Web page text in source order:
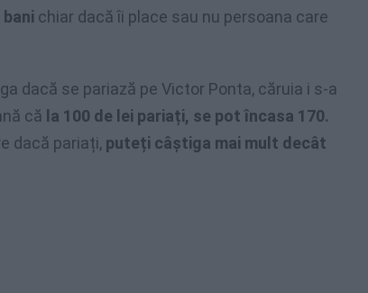
chiar dacă îi place sau nu persoana care
dacă se pariază pe Victor Ponta, căruia i s-a
că la 100 de lei pariați, se pot încasa 170.
dacă pariați, puteți câștiga mai mult decât